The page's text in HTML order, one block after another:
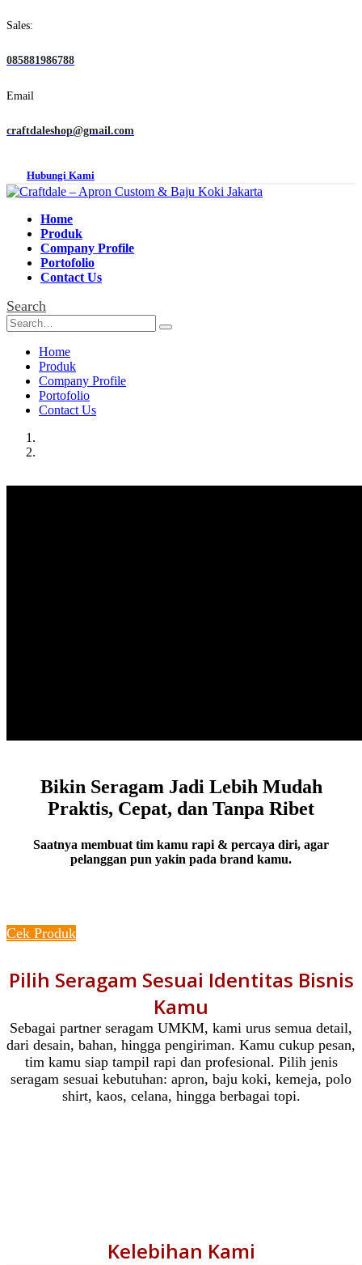
Sales:
085881986788
Email
craftdaleshop@gmail.com
Hubungi Kami
Home
Produk
Company Profile
Portofolio
Contact Us
Search
Home
Produk
Company Profile
Portofolio
Contact Us
Bikin Seragam Jadi Lebih Mudah
Praktis, Cepat, dan Tanpa Ribet
Saatnya membuat tim kamu rapi & percaya diri, agar
pelanggan pun yakin pada brand kamu.
Cek Produk
Pilih Seragam Sesuai Identitas Bisnis
Kamu
Sebagai partner seragam UMKM, kami urus semua detail,
dari desain, bahan, hingga pengiriman. Kamu cukup pesan,
tim kamu siap tampil rapi dan profesional. Pilih jenis
seragam sesuai kebutuhan: apron, baju koki, kemeja, polo
shirt, kaos, celana, hingga berbagai topi.
Kelebihan Kami